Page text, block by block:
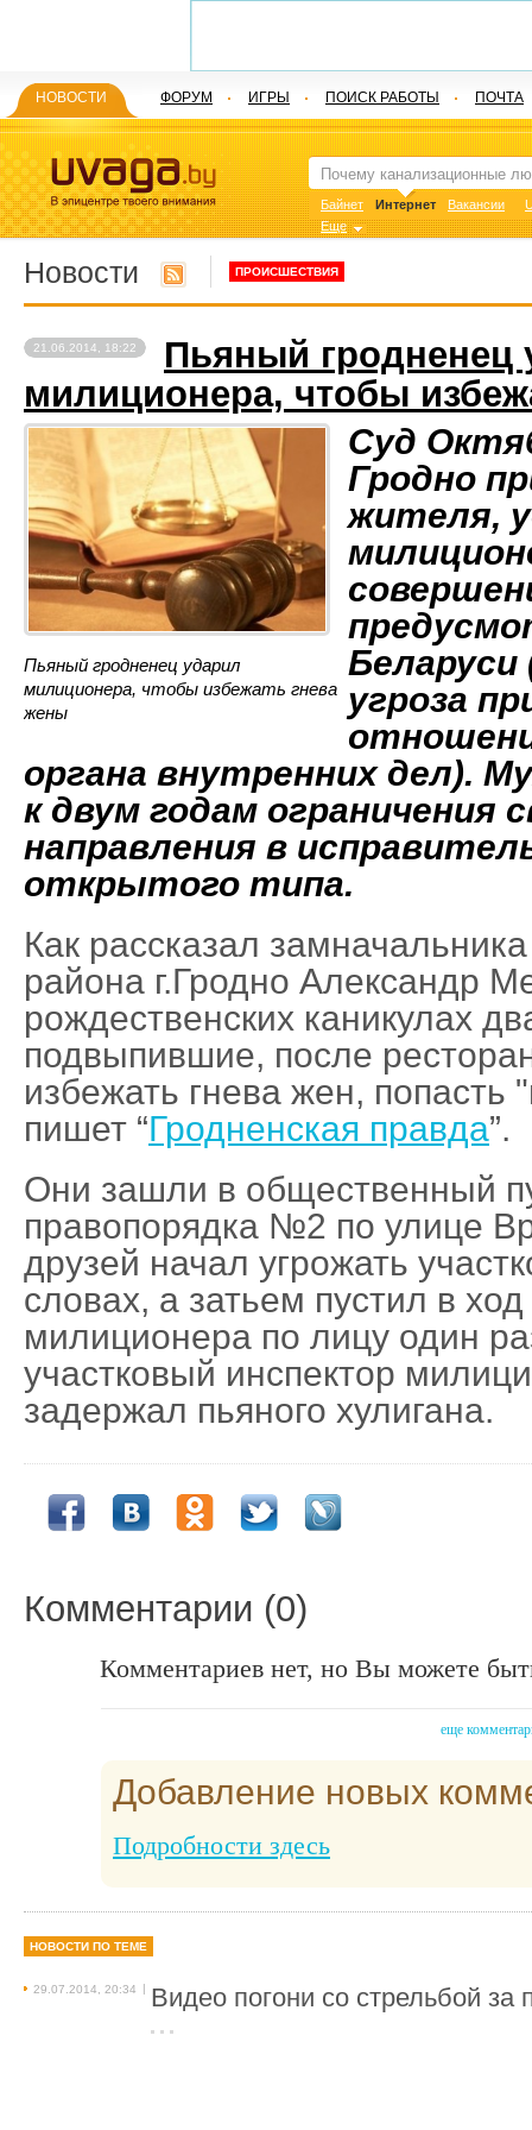
Новости ПРОИСШЕСТВИЯ
21.06.2014, 18:22
Пьяный гродненец
милиционера, чтобы
Пьяный гродненец ударил
милиционера, чтобы избежать гнева
жены
Суд
Гродно
жителя,
Беларуси
угроза
органа внутренних дел).
к двум годам ограничения
направления в
открытого типа.
Как рассказал
района г.Гродно Александр
рождественских каникулах
подвыпившие, после
избежать гнева жен, попасть
пишет “Гродненская правда”.
Они зашли в общественный
правопорядка №2 по улице
друзей начал угрожать
словах, а затьем пустил в
милиционера по лицу один
участковый инспектор
задержал пьяного хулигана.
Комментарии (0)
Комментариев нет, но Вы можете
еще
Добавление новых
Подробности здесь
НОВОСТИ ПО ТЕМЕ
29.07.2014, 20:34 | Видео погони со стрельбой
Байнет Интернет Вакансии
Еще
НОВОСТИ ФОРУМ ИГРЫ ПОИСК РАБОТЫ ПОЧТА